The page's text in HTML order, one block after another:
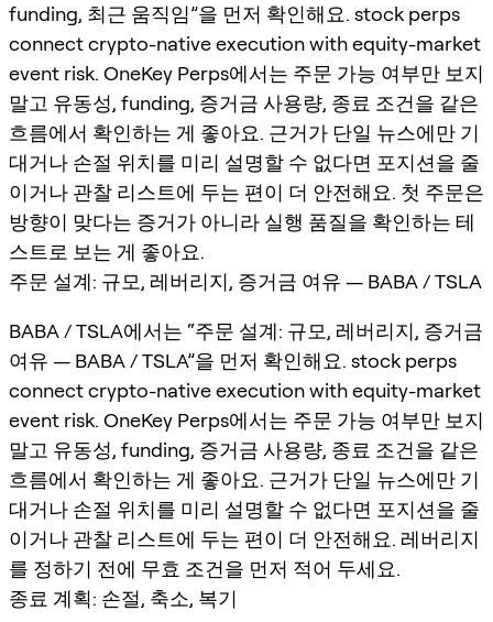
funding, 최근 움직임”을 먼저 확인해요. stock perps
connect crypto-native execution with equity-market
event risk. OneKey Perps에서는 주문 가능 여부만 보지
말고 유동성, funding, 증거금 사용량, 종료 조건을 같은
흐름에서 확인하는 게 좋아요. 근거가 단일 뉴스에만 기
대거나 손절 위치를 미리 설명할 수 없다면 포지션을 줄
이거나 관찰 리스트에 두는 편이 더 안전해요. 첫 주문은
방향이 맞다는 증거가 아니라 실행 품질을 확인하는 테
스트로 보는 게 좋아요.
주문 설계: 규모, 레버리지, 증거금 여유 — BABA / TSLA
BABA / TSLA에서는 “주문 설계: 규모, 레버리지, 증거금
여유 — BABA / TSLA”을 먼저 확인해요. stock perps
connect crypto-native execution with equity-market
event risk. OneKey Perps에서는 주문 가능 여부만 보지
말고 유동성, funding, 증거금 사용량, 종료 조건을 같은
흐름에서 확인하는 게 좋아요. 근거가 단일 뉴스에만 기
대거나 손절 위치를 미리 설명할 수 없다면 포지션을 줄
이거나 관찰 리스트에 두는 편이 더 안전해요. 레버리지
를 정하기 전에 무효 조건을 먼저 적어 두세요.
종료 계획: 손절, 축소, 복기